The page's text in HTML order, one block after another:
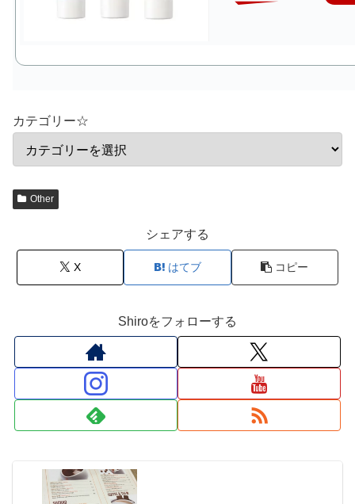
カテゴリー☆
Other
シェアする
X はてブ コピー
Shiroをフォローする